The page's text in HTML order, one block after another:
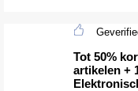
Tot 50%
artikelen +